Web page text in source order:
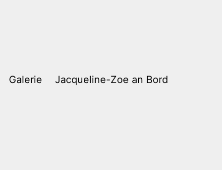
Galerie Jacqueline-Zoe an Bord